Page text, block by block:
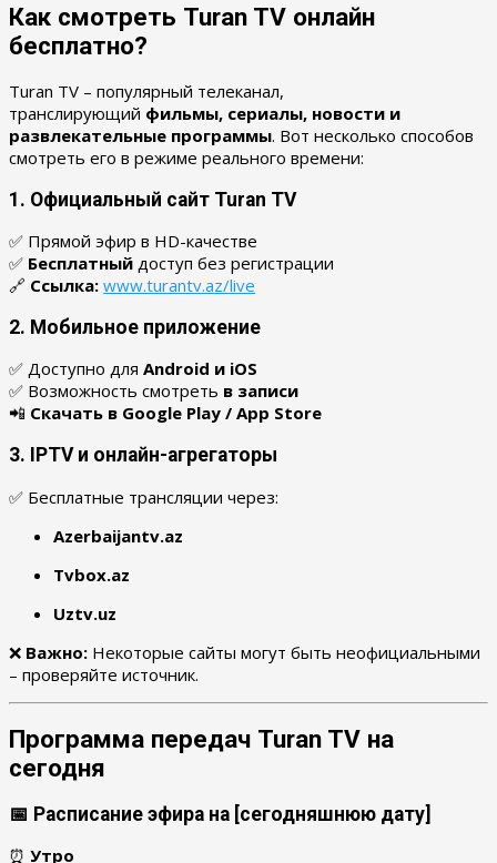
Как смотреть Turan TV онлайн
бесплатно?
Turan TV – популярный телеканал,
транслирующий фильмы, сериалы, новости и
развлекательные программы. Вот несколько способов
смотреть его в режиме реального времени:
1. Официальный сайт Turan TV
✅ Прямой эфир в HD-качестве
✅ Бесплатный доступ без регистрации
🔗 Ссылка: www.turantv.az/live
2. Мобильное приложение
✅ Доступно для Android и iOS
✅ Возможность смотреть в записи
📲 Скачать в Google Play / App Store
3. IPTV и онлайн-агрегаторы
✅ Бесплатные трансляции через:
Azerbaijantv.az
Tvbox.az
Uztv.uz
❌ Важно: Некоторые сайты могут быть неофициальными
– проверяйте источник.
Программа передач Turan TV на
сегодня
📅 Расписание эфира на [сегодняшнюю дату]
⏰ Утро